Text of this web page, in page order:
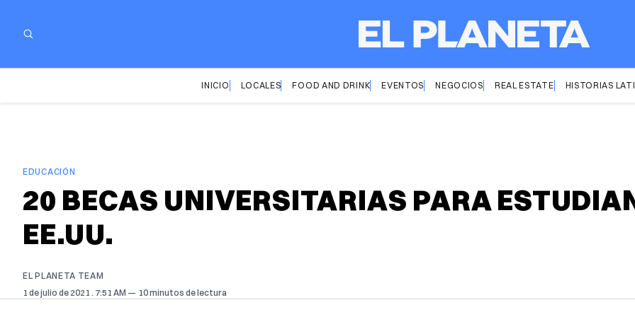
INICIO LOCALES FOOD AND DRINK EVENTOS NEGOCIOS REAL ESTATE HISTORIAS
EDUCACIÓN
20 BECAS UNIVERSITARIAS PARA
EE.UU.
EL PLANETA TEAM
1 de julio de 2021 . 7:51 AM 10 minutos de lectura